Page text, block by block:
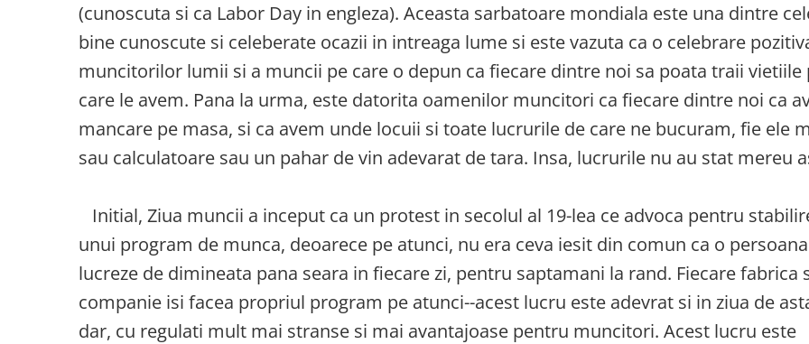
(cunoscuta si ca Labor Day in engleza). Aceasta sarbatoare mondiala este una dintre
bine cunoscute si celeberate ocazii in intreaga lume si este vazuta ca o celebrare
muncitorilor lumii si a muncii pe care o depun ca fiecare dintre noi sa poata traii vietiile
care le avem. Pana la urma, este datorita oamenilor muncitori ca fiecare dintre noi ca
mancare pe masa, si ca avem unde locuii si toate lucrurile de care ne bucuram, fie ele
sau calculatoare sau un pahar de vin adevarat de tara. Insa, lucrurile nu au stat mereu
Initial, Ziua muncii a inceput ca un protest in secolul al 19-lea ce advoca pentru
unui program de munca, deoarece pe atunci, nu era ceva iesit din comun ca o
lucreze de dimineata pana seara in fiecare zi, pentru saptamani la rand. Fiecare fabrica
companie isi facea propriul program pe atunci--acest lucru este adevrat si in ziua de
dar, cu regulati mult mai stranse si mai avantajoase pentru muncitori. Acest lucru este